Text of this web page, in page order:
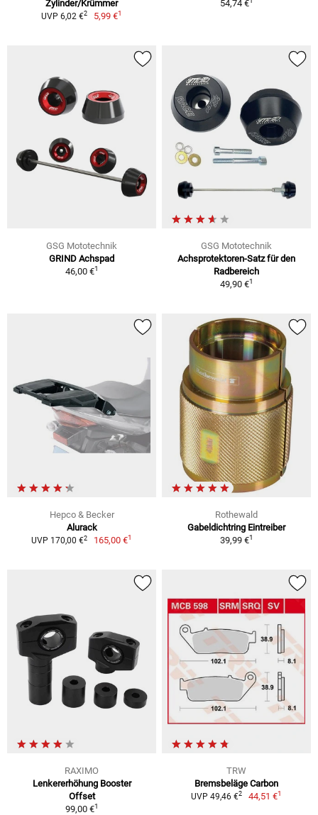
Zylinder/Krümmer
UVP 6,02 €2 5,99 €1
54,74 €
GSG Mototechnik
GRIND Achspad
46,00 €1
GSG Mototechnik
Achsprotektoren-Satz für den
Radbereich
49,90 €1
Hepco & Becker
Alurack
UVP 170,00 €2 165,00 €1
Rothewald
Gabeldichtring Eintreiber
39,99 €1
RAXIMO
Lenkererhöhung Booster
Offset
99,00 €1
TRW
Bremsbeläge Carbon
UVP 49,46 €2 44,51 €1